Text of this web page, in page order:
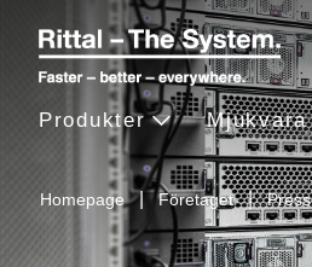
Homepage Företaget Press
Produkter Mjukvara